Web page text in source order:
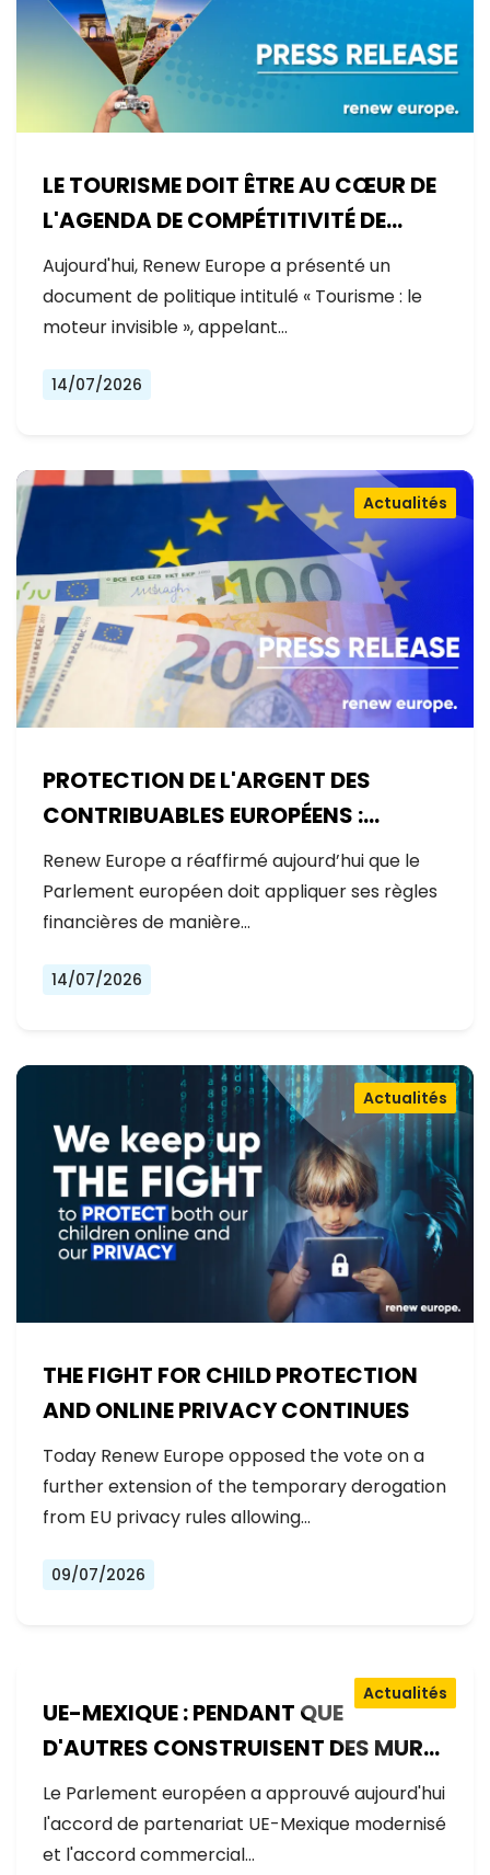
LE TOURISME DOIT ÊTRE AU CŒUR DE
L'AGENDA DE COMPÉTITIVITÉ DE
L'EUROPE
Aujourd'hui, Renew Europe a présenté un
document de politique intitulé « Tourisme : le
moteur invisible », appelant…
14/07/2026
PROTECTION DE L'ARGENT DES
CONTRIBUABLES EUROPÉENS :
AUCUNE EXCEPTION
Actualités
Renew Europe a réaffirmé aujourd’hui que le
Parlement européen doit appliquer ses règles
financières de manière…
14/07/2026
THE FIGHT FOR CHILD PROTECTION
AND ONLINE PRIVACY CONTINUES
Actualités
Today Renew Europe opposed the vote on a
further extension of the temporary derogation
from EU privacy rules allowing…
09/07/2026
UE-MEXIQUE : PENDANT QUE
D'AUTRES CONSTRUISENT DES MURS,
L'EUROPE CONSTRUIT DES PONTS
Actualités
Le Parlement européen a approuvé aujourd'hui
l'accord de partenariat UE-Mexique modernisé
et l'accord commercial…